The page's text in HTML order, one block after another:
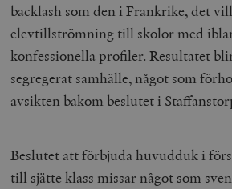
backlash som den i Frankrike, det
elevtillströmning till skolor med
konfessionella profiler. Resultatet
segregerat samhälle, något som
avsikten bakom beslutet i
Beslutet att förbjuda huvudduk i
till sjätte klass missar något som